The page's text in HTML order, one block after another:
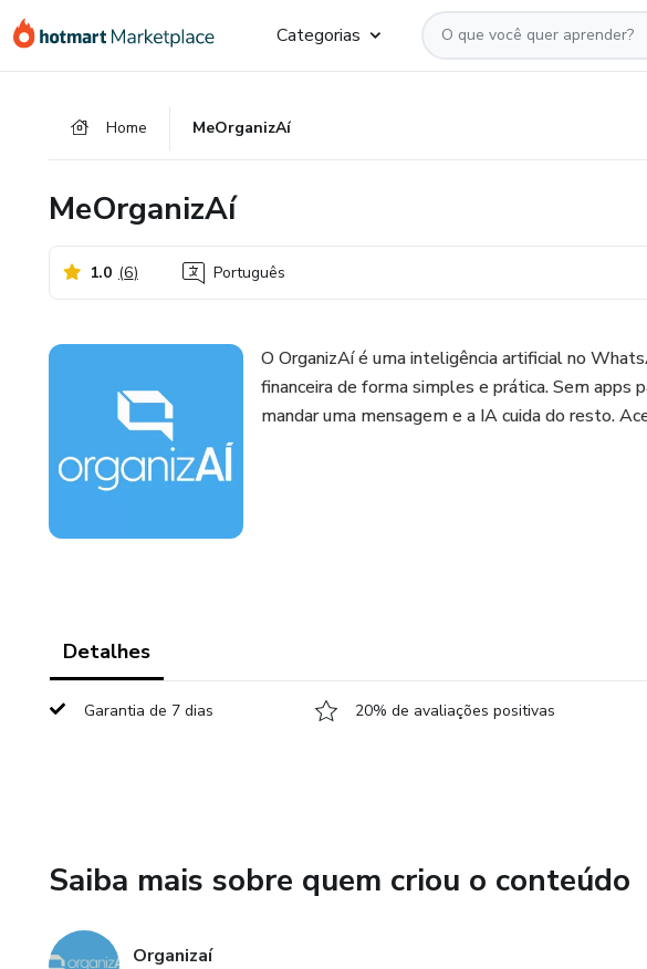
para
para
para
Categorias
Home MeOrganizAí
MeOrganizAí
1.0 (6) Português
O OrganizAí é uma inteligência artificial no
financeira de forma simples e prática. Sem apps
mandar uma mensagem e a IA cuida do resto.
Detalhes
Garantia de 7 dias 20% de avaliações positivas
Saiba mais sobre quem criou o conteúdo
Organizaí